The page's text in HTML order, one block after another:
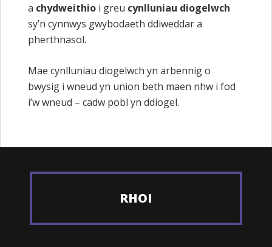
a chydweithio i greu cynlluniau diogelwch
sy’n cynnwys gwybodaeth ddiweddar a
pherthnasol.
Mae cynlluniau diogelwch yn arbennig o
bwysig i wneud yn union beth maen nhw i fod
i’w wneud – cadw pobl yn ddiogel.
RHOI